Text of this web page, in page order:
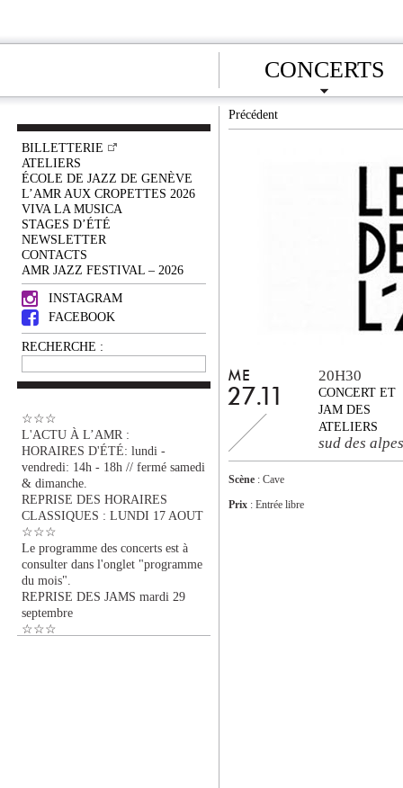
CONCERTS
BILLETTERIE
ATELIERS
ÉCOLE DE JAZZ DE GENÈVE
L’AMR AUX CROPETTES 2026
VIVA LA MUSICA
STAGES D’ÉTÉ
NEWSLETTER
CONTACTS
AMR JAZZ FESTIVAL – 2026
INSTAGRAM
FACEBOOK
RECHERCHE :
☆☆☆
L'ACTU À L’AMR :
HORAIRES D'ÉTÉ: lundi -
vendredi: 14h - 18h // fermé samedi
& dimanche.
REPRISE DES HORAIRES
CLASSIQUES : LUNDI 17 AOUT
☆☆☆
Le programme des concerts est à
consulter dans l'onglet "programme
du mois".
REPRISE DES JAMS mardi 29
septembre
☆☆☆
Précédent
ME
27.11
20H30
CONCERT ET
JAM DES
ATELIERS
sud des alpes
Scène : Cave
Prix : Entrée libre